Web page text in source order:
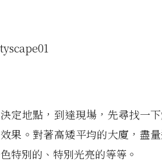
決定地點，到達現場，先尋找一
效果。對著高矮平均的大廈，盡
色特別的、特別光亮的等等。